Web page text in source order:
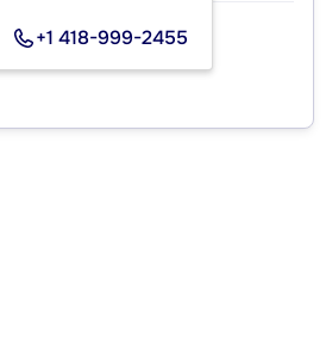
+1 418-999-2455
ACCÈS INC.
immobilière